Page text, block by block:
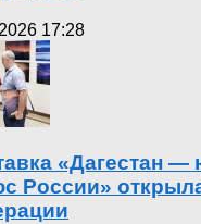
17:28
«Дагестан
России»